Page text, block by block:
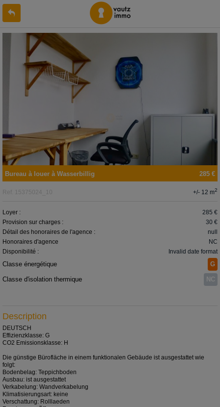
285 €
Bureau à louer à Wasserbillig
Ref. 15375024_10 +/- 12 m2
Loyer :
285 €
Provision sur charges :
30 €
Détail des honoraires de l'agence :
null
Honoraires d'agence
NC
Disponibilité :
Invalid date format
Classe énergétique G
Classe d'isolation thermique NC
Description
DEUTSCH
Effizienzklasse: G
CO2 Emissionsklasse: H
Die günstige Bürofläche in einem funktionalen Gebäude ist ausgestattet wie
folgt:
Bodenbelag: Teppichboden
Ausbau: ist ausgestattet
Verkabelung: Wandverkabelung
Klimatisierungsart: keine
Verschattung: Rolllaeden